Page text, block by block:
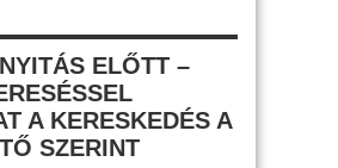
ELŐTT –
A KERESKEDÉS A
SZERINT